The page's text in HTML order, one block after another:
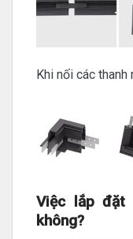
Khi nối các
Việc lắp đặt
không?